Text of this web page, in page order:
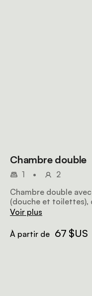
Chambre double
1 •
2
Chambre double
(douche et toilettes),
Voir plus
À partir de 67 $US